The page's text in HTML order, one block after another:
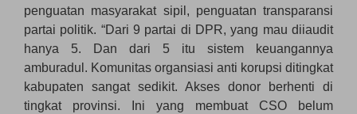
penguatan masyarakat sipil, penguatan transparansi
partai politik. “Dari 9 partai di DPR, yang mau diiaudit
hanya 5. Dan dari 5 itu sistem keuangannya
amburadul. Komunitas organsiasi anti korupsi ditingkat
kabupaten sangat sedikit. Akses donor berhenti di
tingkat provinsi. Ini yang membuat CSO belum